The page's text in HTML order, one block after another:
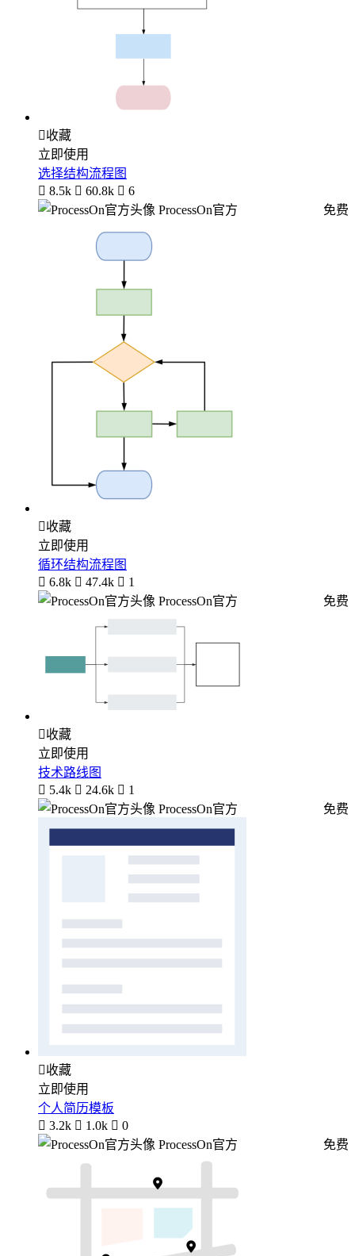
收藏
立即使用
选择结构流程图
 8.5k  60.8k  6
ProcessOn官方
免费
收藏
立即使用
循环结构流程图
 6.8k  47.4k  1
ProcessOn官方
免费
收藏
立即使用
技术路线图
 5.4k  24.6k  1
ProcessOn官方
免费
收藏
立即使用
个人简历模板
 3.2k  1.0k  0
ProcessOn官方
免费